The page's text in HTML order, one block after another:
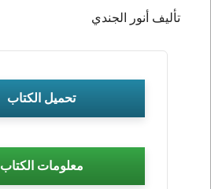
تأليف أنور الجندي
تحميل الكتاب
معلومات الكتاب